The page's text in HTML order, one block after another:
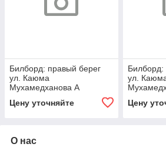
Билборд: правый берег
ул. Каюма
Мухамедханова А
Цену уточняйте
Билборд:
ул.
Цену
О нас